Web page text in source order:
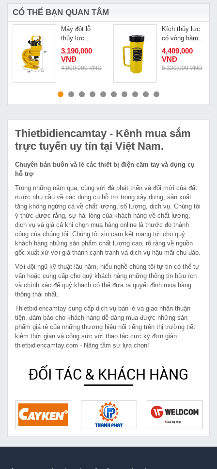
CÓ THỂ BẠN QUAN TÂM
MUA NGAY
Máy đột lỗ
thủy lực
Changyou
CH60
3,190,000
VNĐ
4,000,000 VNĐ
MUA NGAY
Kích thủy lực
có vòng hãm
20 tấn 150mm
Changyou
CLL-20150
4,409,000
VNĐ
5,320,000 VNĐ
Thietbidiencamtay - Kênh mua sắm
trực tuyến uy tín tại Việt Nam.
Chuyên bán buôn và lẻ các thiết bị điện cầm tay và dụng cụ
hỗ trợ
Trong những năm qua, cùng với đà phát triển và đổi mới của đất
nước nhu cầu về các dụng cụ hỗ trợ trong xây dựng, sản xuất
tăng không ngừng cả về chất lượng, số lượng, dịch vụ. Chúng tôi
ý thức được rằng, sự hài lòng của khách hàng về chất lượng,
dịch vụ và giá cả khi chọn mua hàng online là thước đo thành
công của chúng tôi. Chúng tôi xin cam kết mang tới cho quý
khách hàng những sản phẩm chất lượng cao, rõ ràng về nguồn
gốc xuất xứ với giá thành cạnh tranh và dịch vụ hậu mãi chu đáo.
Với đội ngũ kỹ thuật lâu năm, hiểu nghề chúng tôi tự tin có thể tư
vấn hoặc cung cấp cho quý khách hàng những thông tin hữu ích
và chính xác để quý khách có thể đưa ra quyết định mua hàng
thông thái nhất.
Thietbidiencamtay cung cấp dịch vụ bán lẻ và giao nhận thuận
tiện, đảm bảo cho khách hàng dễ dàng mua được những sản
phẩm giá rẻ của những thương hiệu nổi tiếng trên thị trường tiết
kiệm thời gian và công sức với thao tác cực kỳ đơn giản.
thietbidiencamtay.com - Nâng tầm sự lựa chọn!
ĐỐI TÁC & KHÁCH HÀNG